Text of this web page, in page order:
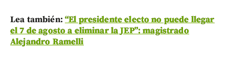
Lea también: “El presidente electo no puede llegar
el 7 de agosto a eliminar la JEP”: magistrado
Alejandro Ramelli